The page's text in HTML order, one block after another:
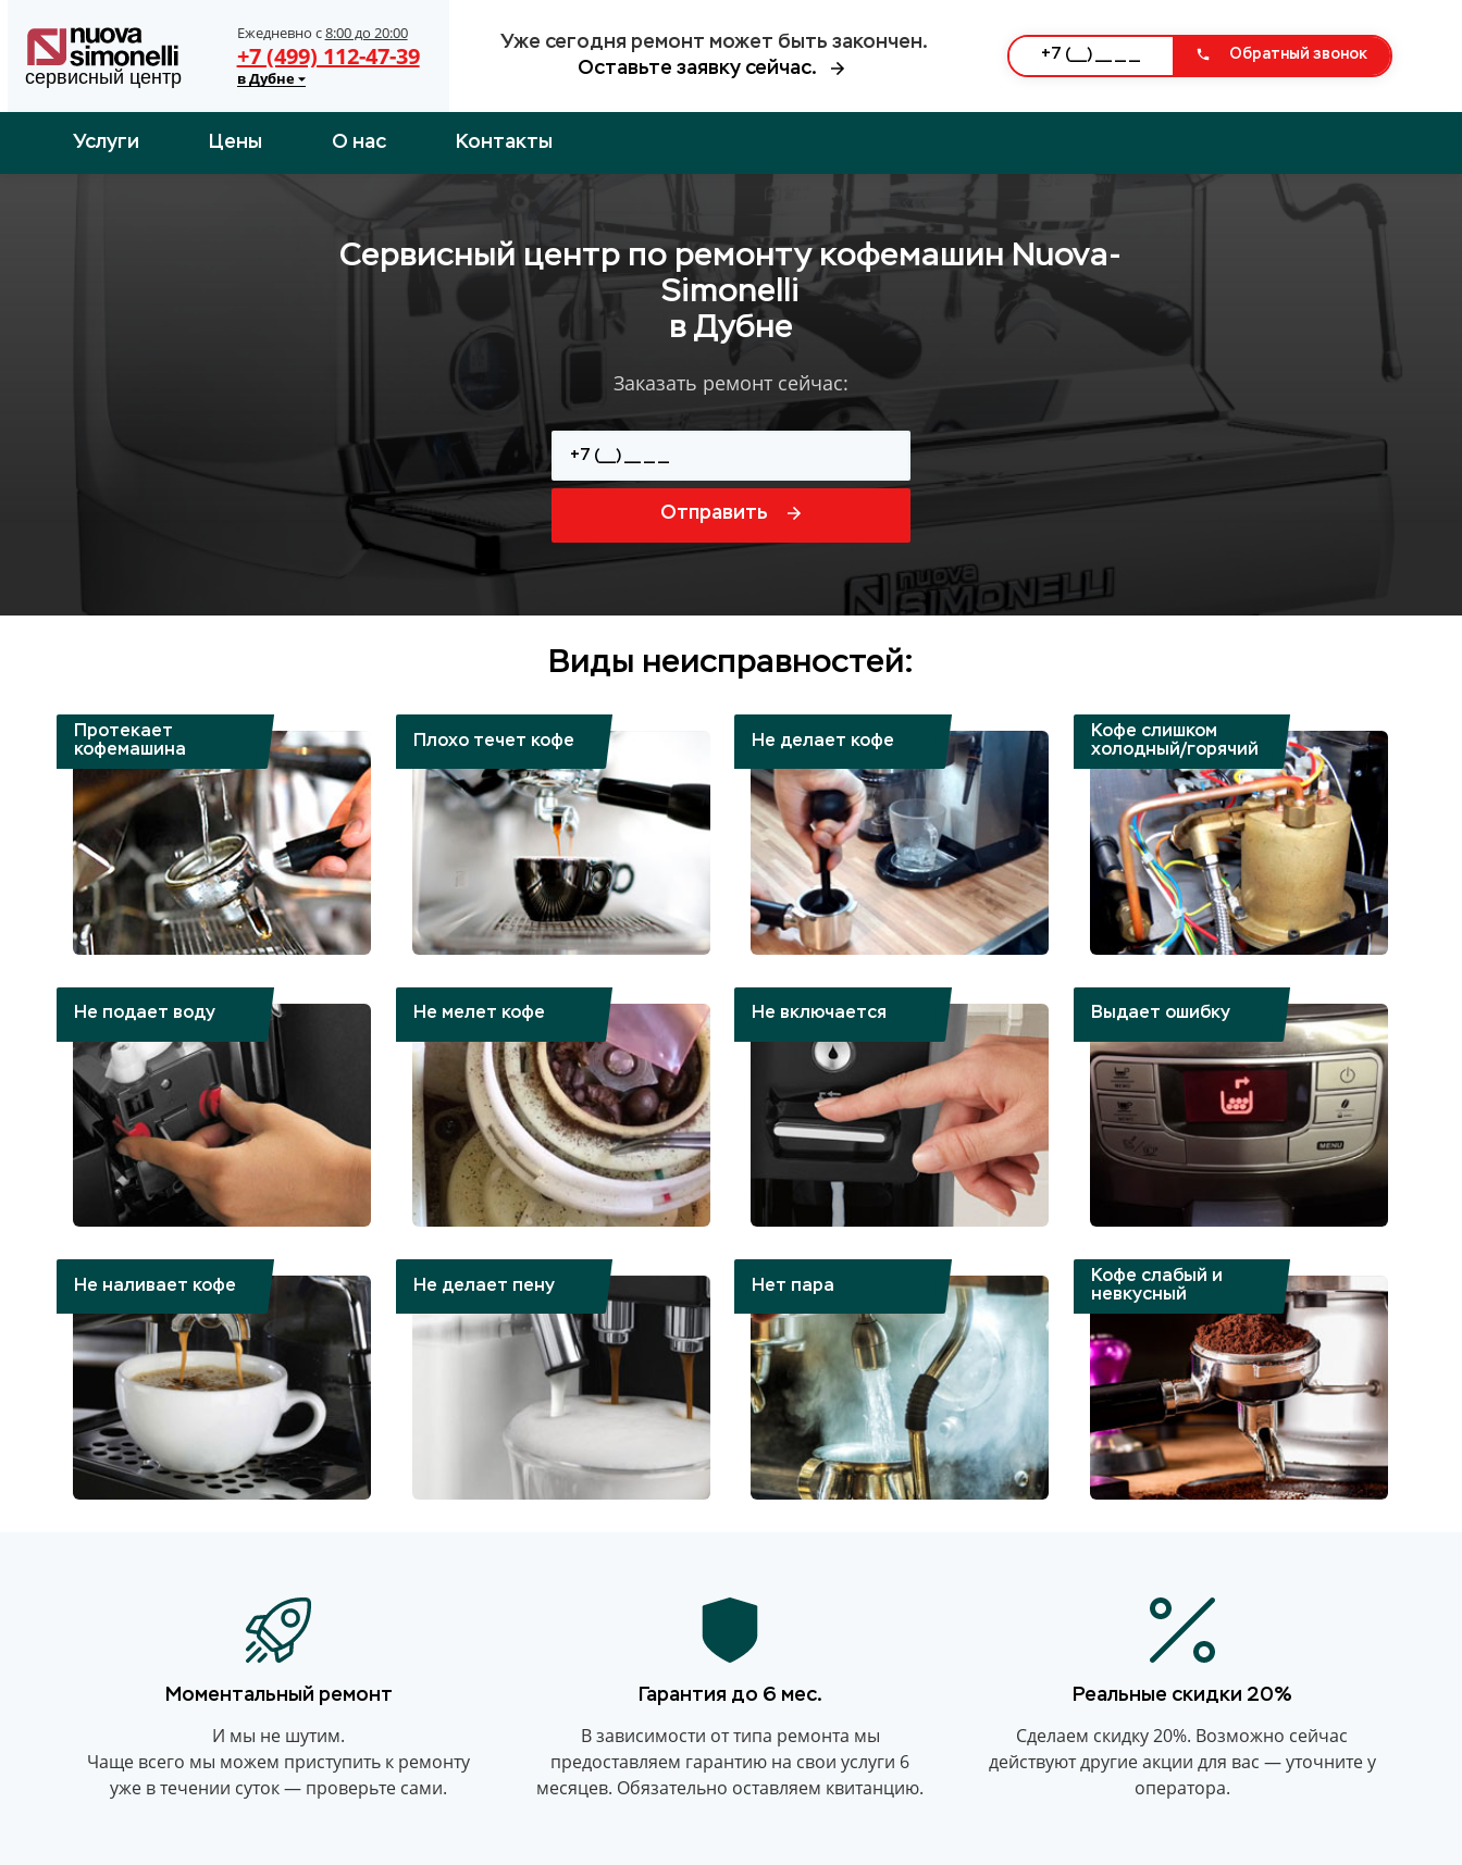
Ежедневно с8:00 до 20:00
+7 (499) 112-47-39
в Дубне
Уже сегодня ремонт может быть закончен.
Оставьте заявку сейчас.
Обратный звонок
Услуги Цены О нас Контакты
Сервисный центр по ремонту кофемашин Nuova-
Simonelli
в Дубне
Заказать ремонт сейчас:
Отправить
Виды неисправностей:
Протекает
кофемашина
Плохо течет кофе Не делает кофе
Кофе слишком
холодный/горячий
Не подает воду Не мелет кофе Не включается Выдает ошибку
Не наливает кофе Не делает пену Нет пара
Кофе слабый и
невкусный
Моментальный ремонт
И мы не шутим.
Чаще всего мы можем приступить к ремонту
уже в течении суток — проверьте сами.
Гарантия до 6 мес.
В зависимости от типа ремонта мы
предоставляем гарантию на свои услуги 6
месяцев. Обязательно оставляем квитанцию.
Реальные скидки 20%
Сделаем скидку 20%. Возможно сейчас
действуют другие акции для вас — уточните у
оператора.